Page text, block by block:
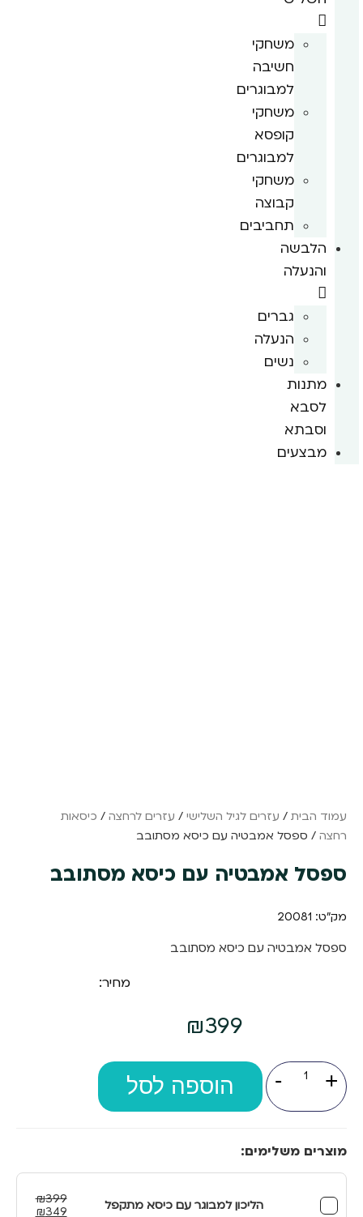
משחקי
חשיבה
למבוגרים
משחקי
קופסא
למבוגרים
משחקי
קבוצה
תחביבים
הלבשה
והנעלה
גברים
הנעלה
נשים
מתנות
לסבא
וסבתא
מבצעים
עמוד הבית / עזרים לגיל השלישי / עזרים לרחצה / כיסאות
רחצה / ספסל אמבטיה עם כיסא מסתובב
ספסל אמבטיה עם כיסא מסתובב
מק"ט: 20081
ספסל אמבטיה עם כיסא מסתובב
מחיר:
₪399
-
כמות
של
אמבטיה
מסתובב
+ הוספה לסל
מוצרים משלימים:
הליכון למבוגר עם כיסא מתקפל ₪399
המחיר
₪349